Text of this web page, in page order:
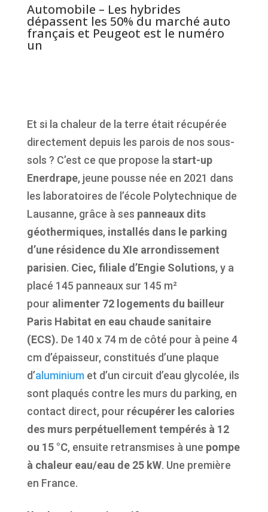
Automobile – Les hybrides
dépassent les 50% du marché auto
français et Peugeot est le numéro
un
Et si la chaleur de la terre était récupérée
directement depuis les parois de nos sous-
sols ? C’est ce que propose la start-up
Enerdrape, jeune pousse née en 2021 dans
les laboratoires de l’école Polytechnique de
Lausanne, grâce à ses panneaux dits
géothermiques, installés dans le parking
d’une résidence du XIe arrondissement
parisien. Ciec, filiale d’Engie Solutions, y a
placé 145 panneaux sur 145 m²
pour alimenter 72 logements du bailleur
Paris Habitat en eau chaude sanitaire
(ECS). De 140 x 74 m de côté pour à peine 4
cm d’épaisseur, constitués d’une plaque
d’aluminiumet d’un circuit d’eau glycolée, ils
sont plaqués contre les murs du parking, en
contact direct, pour récupérer les calories
des murs perpétuellement tempérés à 12
ou 15 °C, ensuite retransmises à une pompe
à chaleur eau/eau de 25 kW. Une première
en France.